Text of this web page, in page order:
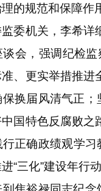
的规范和保障作
机关，李希详细
会，强调纪检
、更实举措推进
换届风清气正
国特色反腐败之
正确政绩观学习
“三化”建设年行